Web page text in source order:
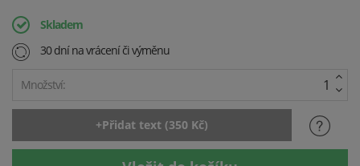
Skladem
30 dní na vrácení či výměnu
Množství: